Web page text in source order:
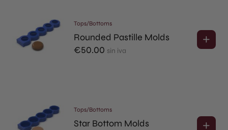
Tops/Bottoms
Rounded Pastille Molds
€50.00 sin iva
Tops/Bottoms
Star Bottom Molds